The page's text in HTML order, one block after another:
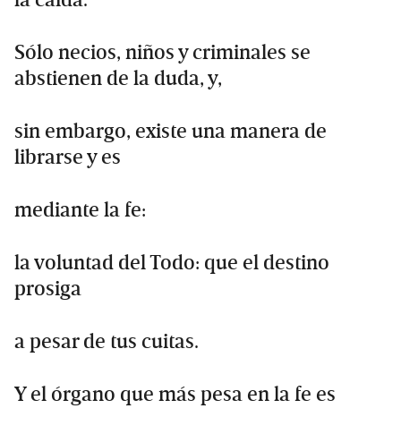
Sólo necios, niños y criminales se
abstienen de la duda, y,
sin embargo, existe una manera de
librarse y es
mediante la fe:
la voluntad del Todo: que el destino
prosiga
a pesar de tus cuitas.
Y el órgano que más pesa en la fe es